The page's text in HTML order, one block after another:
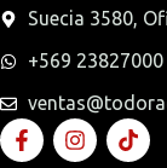
Suecia 3580,
+569 23827000